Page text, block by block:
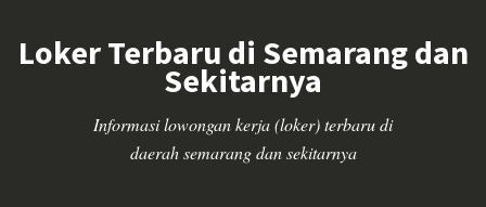
Loker Terbaru di Semarang dan
Sekitarnya
Informasi lowongan kerja (loker) terbaru di
daerah semarang dan sekitarnya